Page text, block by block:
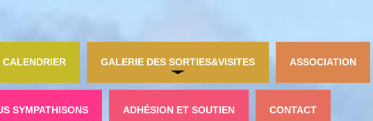
CALENDRIER GALERIE DES SORTIES&VISITES ASSOCIATION
SYMPATHISONS ADHÉSION ET SOUTIEN CONTACT